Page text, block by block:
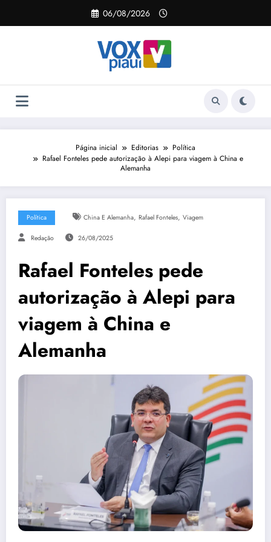
o
06/08/2026
Página inicial Editorias
Política
Rafael Fonteles pede autorização à Alepi para viagem à China e
Alemanha
Política China E Alemanha, Rafael Fonteles, Viagem
Redação 26/08/2025
Rafael Fonteles pede
autorização à Alepi para
viagem à China e
Alemanha